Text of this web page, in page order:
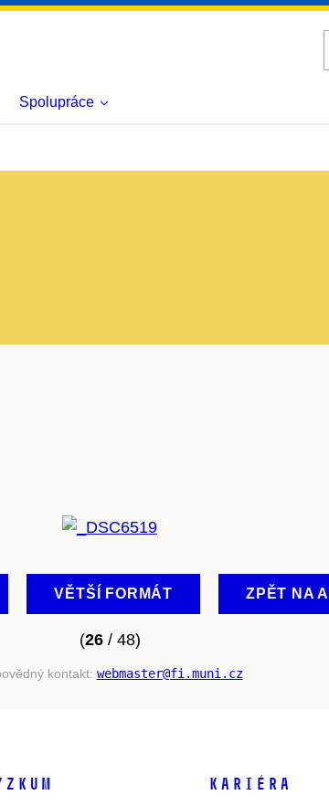
Spolupráce
VĚTŠÍ FORMÁT ZPĚT NA
(26/ 48)
kontakt: webmaster@fi .muni .cz
KARIÉRA